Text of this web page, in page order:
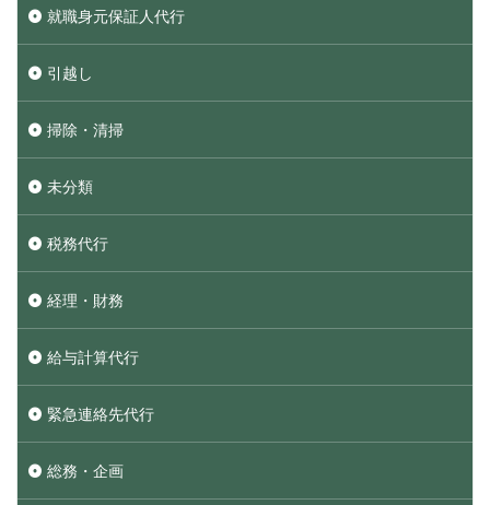
就職身元保証人代行
引越し
掃除・清掃
未分類
税務代行
経理・財務
給与計算代行
緊急連絡先代行
総務・企画